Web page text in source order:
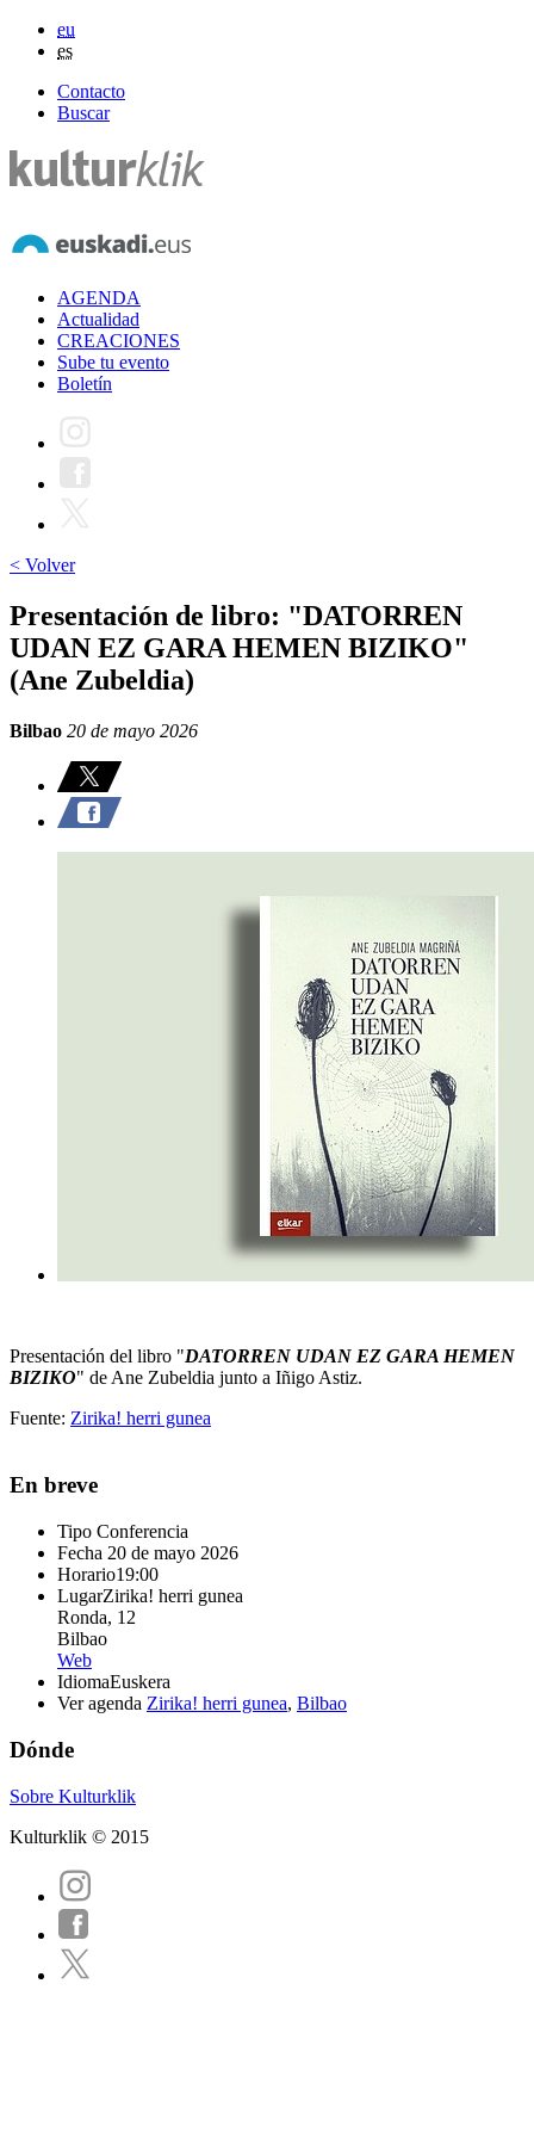
eu
es
Contacto
Buscar
AGENDA
Actualidad
CREACIONES
Sube tu evento
Boletín
< Volver
Presentación de libro: "DATORREN
UDAN EZ GARA HEMEN BIZIKO"
(Ane Zubeldia)
Bilbao 20 de mayo 2026
Presentación del libro "DATORREN UDAN EZ GARA HEMEN
BIZIKO" de Ane Zubeldia junto a Iñigo Astiz.
Fuente: Zirika! herri gunea
En breve
Tipo Conferencia
Fecha 20 de mayo 2026
Horario19:00
LugarZirika! herri gunea
Ronda, 12
Bilbao
Web
IdiomaEuskera
Ver agenda Zirika! herri gunea, Bilbao
Dónde
Sobre Kulturklik
Kulturklik © 2015